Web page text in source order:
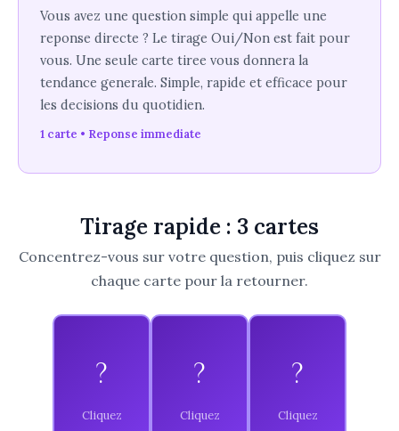
Vous avez une question simple qui appelle une
reponse directe ? Le tirage Oui/Non est fait pour
vous. Une seule carte tiree vous donnera la
tendance generale. Simple, rapide et efficace pour
les decisions du quotidien.
1 carte • Reponse immediate
Tirage rapide : 3 cartes
Concentrez-vous sur votre question, puis cliquez sur
chaque carte pour la retourner.
?
appel, bilan.
approche,
?
L'Imperatrice
abondance,
fertilite. Une
croissance et
?
Le
Passions,
attachements,
Attention aux